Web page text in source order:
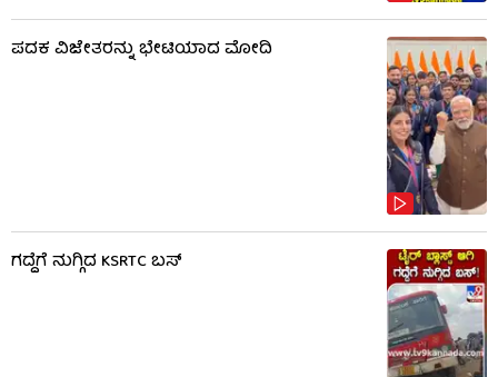
ಪದಕ ವಿಜೇತರನ್ನು ಭೇಟಿಯಾದ ಮೋದಿ
ಗದ್ದೆಗೆ ನುಗ್ಗಿದ KSRTC ಬಸ್